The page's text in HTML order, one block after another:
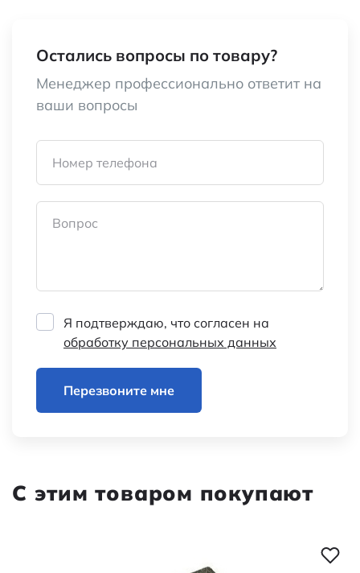
Категория:
Щетки для
электродвигателей
wire
Остались вопросы по товару?
Менеджер профессионально ответит на
ваши вопросы
Номер телефона
Вопрос
Я подтверждаю, что согласен на
обработку персональных данных
Перезвоните мне
С этим товаром покупают